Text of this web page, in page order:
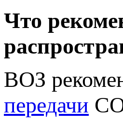
Что
ВОЗ
передачи